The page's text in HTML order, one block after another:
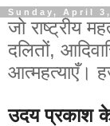
Sunday, April 3,
जो राष्ट्रीय
दलितों,
आत्महत्याएँ।
उदय प्रकाश